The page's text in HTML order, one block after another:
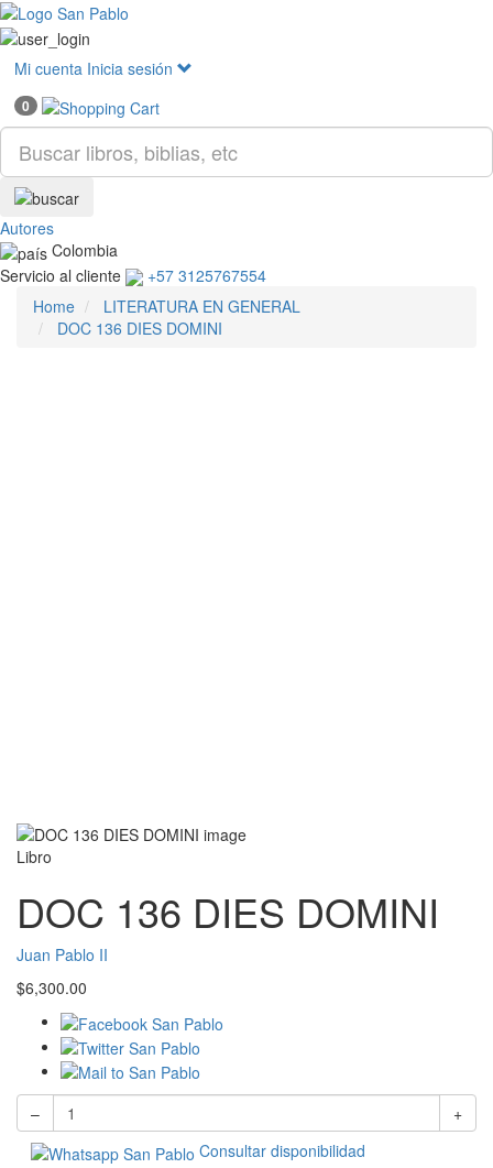
Mi cuenta Inicia sesión
0
Autores
Colombia
Servicio al cliente
+57 3125767554
Home
LITERATURA EN GENERAL
DOC 136 DIES DOMINI
Libro
DOC 136 DIES DOMINI
Juan Pablo II
$6,300.00
–
+
Consultar disponibilidad